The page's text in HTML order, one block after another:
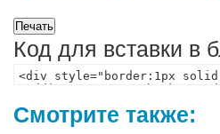
Код для вставки в
Смотрите также: